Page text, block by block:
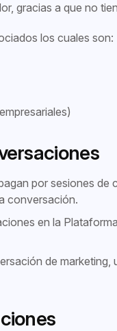
gracias a que no
los cuales son:
por sesiones
conversación.
en la
de